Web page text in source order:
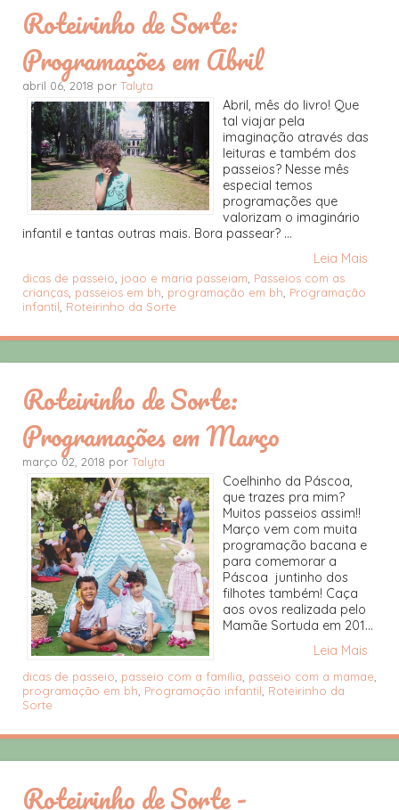
Roteirinho de Sorte:
Programações em Abril
abril 06, 2018 por Talyta
Abril, mês do livro! Que
tal viajar pela
imaginação através das
leituras e também dos
passeios? Nesse mês
especial temos
programações que
valorizam o imaginário
infantil e tantas outras mais. Bora passear? ...
Leia Mais
dicas de passeio joao e maria passeiam Passeios com as
crianças passeios em bh programação em bh Programação
infantil Roteirinho da Sorte
Roteirinho de Sorte:
Programações em Março
março 02, 2018 por Talyta
Coelhinho da Páscoa,
que trazes pra mim?
Muitos passeios assim!!
Março vem com muita
programação bacana e
para comemorar a
Páscoa juntinho dos
filhotes também! Caça
aos ovos realizada pelo
Mamãe Sortuda em 201...
Leia Mais
dicas de passeio passeio com a família passeio com a mamae
programação em bh Programação infantil Roteirinho da
Sorte
Roteirinho de Sorte -